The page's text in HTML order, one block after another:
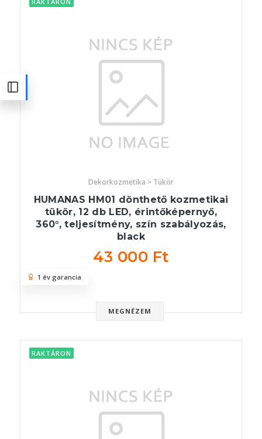
Dekorkozmetika > Tükör
HUMANAS HM01 dönthető kozmetikai
tükör, 12 db LED, érintőképernyő,
360°, teljesítmény, szín szabályozás,
black
43 000 Ft
MEGNÉZEM
1 év garancia
RAKTÁRON